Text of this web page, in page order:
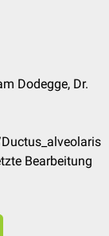
Dodegge, Dr.
Bearbeitung